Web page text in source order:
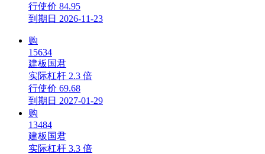
行使价 84.95
到期日 2026-11-23
购
15634
建板国君
实际杠杆 2.3 倍
行使价 69.68
到期日 2027-01-29
购
13484
建板国君
实际杠杆 3.3 倍